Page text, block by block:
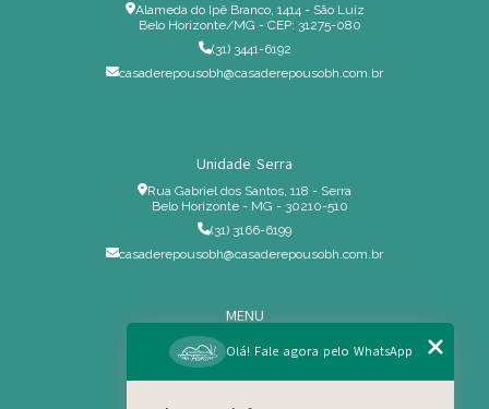
Alameda do Ipê Branco, 1414 - São Luiz
Belo Horizonte/MG - CEP: 31275-080
(31) 3441-6192
casaderepousobh@casaderepousobh.com.br
Unidade Serra
Rua Gabriel dos Santos, 118 - Serra
Belo Horizonte - MG - 30210-510
(31) 3166-6199
casaderepousobh@casaderepousobh.com.br
MENU
Home
Institucional
Olá! Fale agora pelo WhatsApp